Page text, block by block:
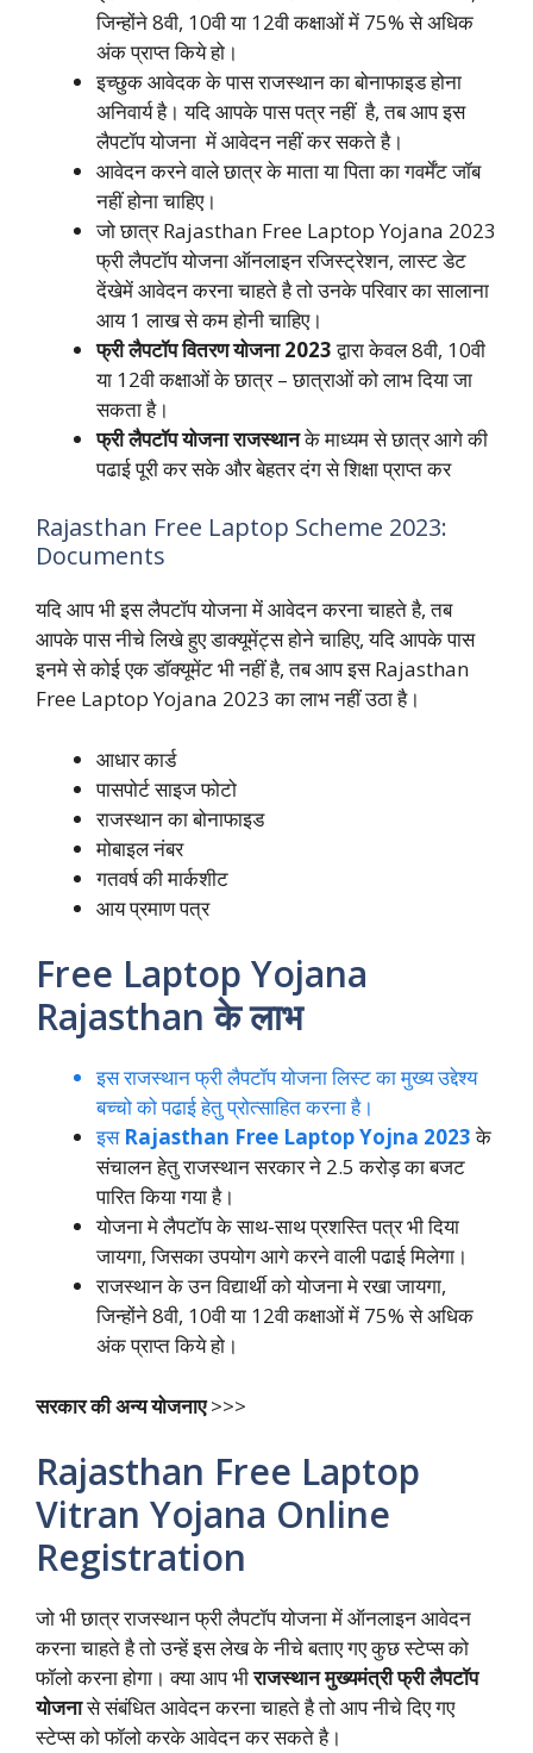
जिन्होंने 8वी, 10वी या 12वी कक्षाओं में 75% से अधिक
अंक प्राप्त किये हो।
इच्छुक आवेदक के पास राजस्थान का बोनाफाइड होना
अनिवार्य है। यदि आपके पास पत्र नहीं है, तब आप इस
लैपटॉप योजना में आवेदन नहीं कर सकते है।
आवेदन करने वाले छात्र के माता या पिता का गवर्मेंट जॉब
नहीं होना चाहिए।
जो छात्र Rajasthan Free Laptop Yojana 2023
फ्री लैपटॉप योजना ऑनलाइन रजिस्ट्रेशन, लास्ट डेट
देंखेमें आवेदन करना चाहते है तो उनके परिवार का सालाना
आय 1 लाख से कम होनी चाहिए।
फ्री लैपटॉप वितरण योजना 2023द्वारा केवल 8वी, 10वी
या 12वी कक्षाओं के छात्र – छात्राओं को लाभ दिया जा
सकता है।
फ्री लैपटॉप योजना राजस्थानके माध्यम से छात्र आगे की
पढाई पूरी कर सके और बेहतर दंग से शिक्षा प्राप्त कर
Rajasthan Free Laptop Scheme 2023:
Documents
यदि आप भी इस लैपटॉप योजना में आवेदन करना चाहते है, तब
आपके पास नीचे लिखे हुए डाक्यूमेंट्स होने चाहिए, यदि आपके पास
इनमे से कोई एक डॉक्यूमेंट भी नहीं है, तब आप इस Rajasthan
Free Laptop Yojana 2023 का लाभ नहीं उठा है।
आधार कार्ड
पासपोर्ट साइजफोटो
राजस्थान का बोनाफाइड
मोबाइल नंबर
गतवर्ष की मार्कशीट
आय प्रमाण पत्र
Free Laptop Yojana
Rajasthan के लाभ
इस राजस्थान फ्री लैपटॉप योजना लिस्ट का मुख्य उद्देश्य
बच्चो को पढाई हेतु प्रोत्साहित करना है।
इस Rajasthan Free Laptop Yojna 2023 के
संचालन हेतु राजस्थान सरकार ने 2.5 करोड़ का बजट
पारित किया गया है।
योजना मे लैपटॉप के साथ-साथ प्रशस्ति पत्र भी दिया
जायगा, जिसका उपयोग आगे करने वाली पढाई मिलेगा।
राजस्थान के उन विद्यार्थी को योजना मे रखा जायगा,
जिन्होंने 8वी, 10वी या 12वी कक्षाओं में 75% से अधिक
अंक प्राप्त किये हो।
सरकार की अन्य योजनाए>>>
Rajasthan Free Laptop
Vitran Yojana Online
Registration
जो भी छात्र राजस्थान फ्री लैपटॉप योजना में ऑनलाइन आवेदन
करना चाहते है तो उन्हें इस लेख के नीचे बताए गए कुछ स्टेप्स को
फॉलो करना होगा। क्या आप भीराजस्थान मुख्यमंत्री फ्री लैपटॉप
योजनासे संबंधित आवेदन करना चाहते है तो आप नीचे दिए गए
स्टेप्स को फॉलो करके आवेदन कर सकते है।